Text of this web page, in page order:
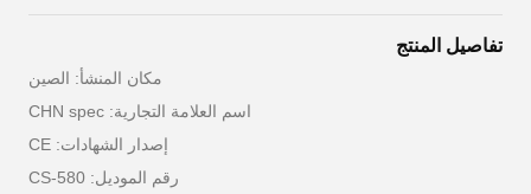
تفاصيل المنتج
مكان المنشأ: الصين
اسم العلامة التجارية: CHN spec
إصدار الشهادات: CE
رقم الموديل: CS-580